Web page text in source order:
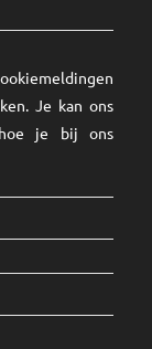
Je kan ons
je bij ons